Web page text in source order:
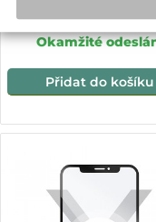
249,-
Okamžité
Přidat do košíku